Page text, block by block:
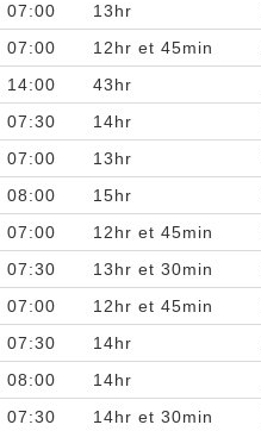
07:00 13hr
07:00 12hr et 45min
14:00 43hr
07:30 14hr
07:00 13hr
08:00 15hr
07:00 12hr et 45min
07:30 13hr et 30min
07:00 12hr et 45min
07:30 14hr
08:00 14hr
07:30 14hr et 30min